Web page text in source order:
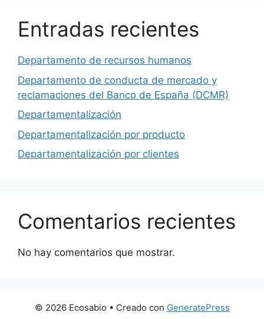
Entradas recientes
Departamento de recursos humanos
Departamento de conducta de mercado y
reclamaciones del Banco de España (DCMR)
Departamentalización
Departamentalización por producto
Departamentalización por clientes
Comentarios recientes
No hay comentarios que mostrar.
© 2026 Ecosabio • Creado con GeneratePress